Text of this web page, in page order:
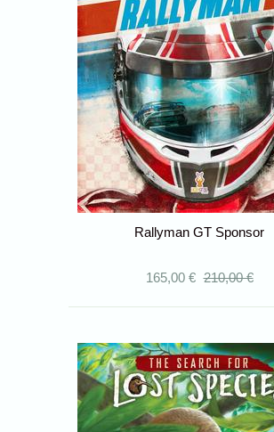
Rallyman GT Sponsor
165,00 € 210,00 €